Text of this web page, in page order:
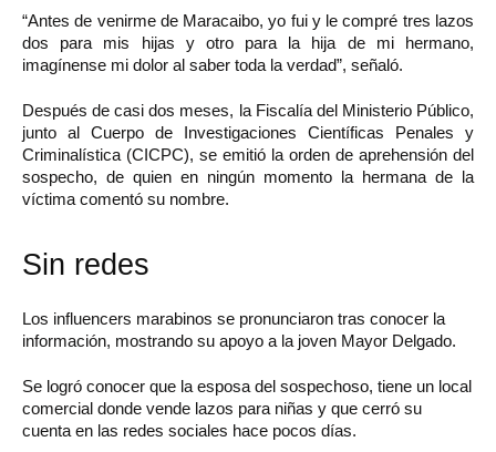
“Antes de venirme de Maracaibo, yo fui y le compré tres lazos
dos para mis hijas y otro para la hija de mi hermano,
imagínense mi dolor al saber toda la verdad”, señaló.
Después de casi dos meses, la Fiscalía del Ministerio Público,
junto al Cuerpo de Investigaciones Científicas Penales y
Criminalística (CICPC), se emitió la orden de aprehensión del
sospecho, de quien en ningún momento la hermana de la
víctima comentó su nombre.
Sin redes
Los influencers marabinos se pronunciaron tras conocer la
información, mostrando su apoyo a la joven Mayor Delgado.
Se logró conocer que la esposa del sospechoso, tiene un local
comercial donde vende lazos para niñas y que cerró su
cuenta en las redes sociales hace pocos días.